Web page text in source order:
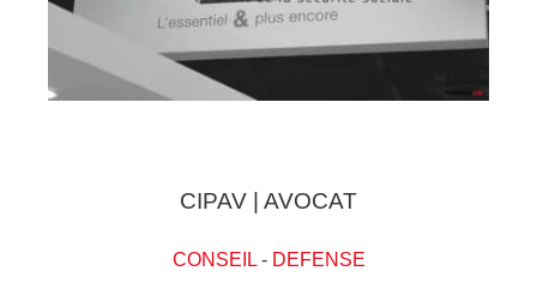
CIPAV | AVOCAT
CONSEIL- DEFENSE